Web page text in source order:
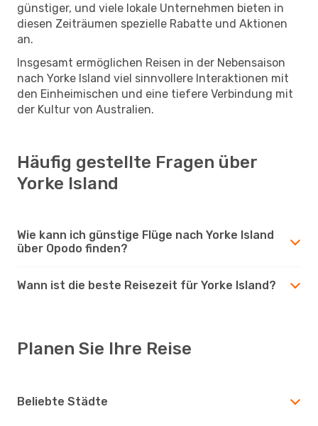
günstiger, und viele lokale Unternehmen bieten in
diesen Zeiträumen spezielle Rabatte und Aktionen
an.
Insgesamt ermöglichen Reisen in der Nebensaison
nach Yorke Island viel sinnvollere Interaktionen mit
den Einheimischen und eine tiefere Verbindung mit
der Kultur von Australien.
Häufig gestellte Fragen über
Yorke Island
Wie kann ich günstige Flüge nach Yorke Island
über Opodo finden?
Wann ist die beste Reisezeit für Yorke Island?
Planen Sie Ihre Reise
Beliebte Städte